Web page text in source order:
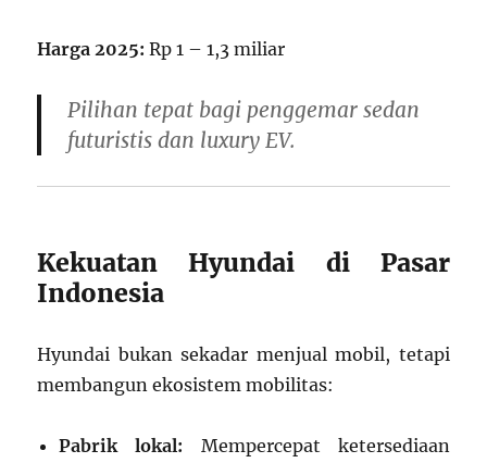
Harga 2025: Rp 1 – 1,3 miliar
Pilihan tepat bagi penggemar sedan
futuristis dan luxury EV.
Kekuatan Hyundai di Pasar
Indonesia
Hyundai bukan sekadar menjual mobil, tetapi
membangun ekosistem mobilitas:
Pabrik lokal: Mempercepat ketersediaan